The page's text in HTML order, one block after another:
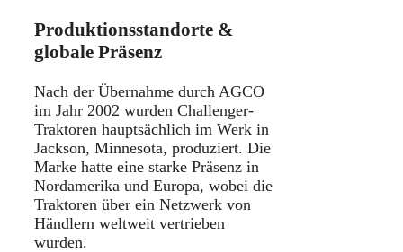
Produktionsstandorte &
globale Präsenz
Nach der Übernahme durch AGCO
im Jahr 2002 wurden Challenger-
Traktoren hauptsächlich im Werk in
Jackson, Minnesota, produziert. Die
Marke hatte eine starke Präsenz in
Nordamerika und Europa, wobei die
Traktoren über ein Netzwerk von
Händlern weltweit vertrieben
wurden.